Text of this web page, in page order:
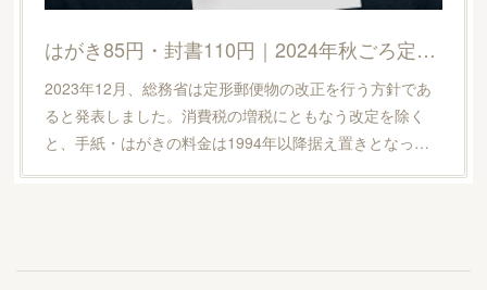
はがき85円・封書110円｜2024年秋ごろ定形郵便料金値上げ
2023年12月、総務省は定形郵便物の改正を行う方針であ
ると発表しました。消費税の増税にともなう改定を除く
と、手紙・はがきの料金は1994年以降据え置きとなっ…